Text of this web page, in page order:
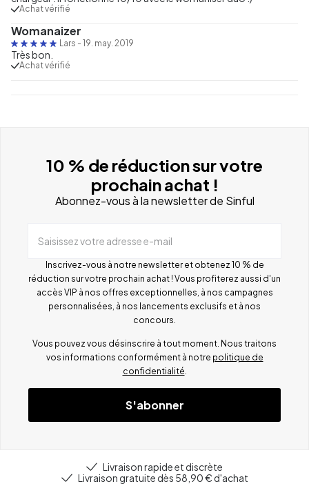
Achat vérifié
Womanaizer
Lars - 19. may. 2019
Très bon.
Achat vérifié
10 % de réduction sur votre
prochain achat !
Abonnez-vous à la newsletter de Sinful
Saisissez votre adresse e-mail
Inscrivez-vous à notre newsletter et obtenez 10 % de
réduction sur votre prochain achat ! Vous profiterez aussi d'un
accès VIP à nos offres exceptionnelles, à nos campagnes
personnalisées, à nos lancements exclusifs et à nos
concours.
Vous pouvez vous désinscrire à tout moment. Nous traitons
vos informations conformément à notre politique de
confidentialité
S'abonner
Livraison rapide et discrète
Livraison gratuite dès 58,90 € d'achat